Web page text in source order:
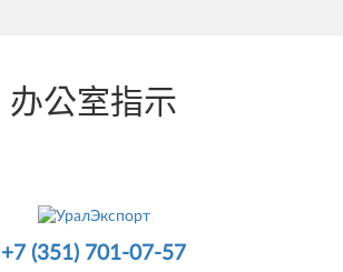
办公室指示
+7 (351) 701-07-57